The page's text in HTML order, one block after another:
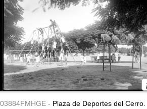
03884FMHGE - Plaza de Deportes del Cerro.